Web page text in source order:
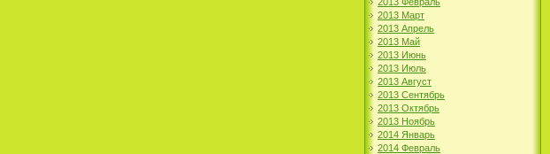
2013 Март
2013 Апрель
2013 Май
2013 Июнь
2013 Июль
2013 Август
2013 Сентябрь
2013 Октябрь
2013 Ноябрь
2014 Январь
2014 Февраль